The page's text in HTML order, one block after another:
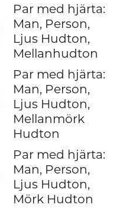
Par med hjärta:
Man, Person,
Ljus Hudton,
Mellanhudton
Par med hjärta:
Man, Person,
Ljus Hudton,
Mellanmörk
Hudton
Par med hjärta:
Man, Person,
Ljus Hudton,
Mörk Hudton